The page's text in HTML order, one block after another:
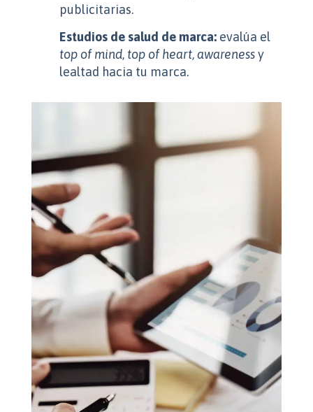
publicitarias.
Estudios de salud de marca:evalúa el
top of mind, top of heart,awarenessy
lealtad hacia tu marca.